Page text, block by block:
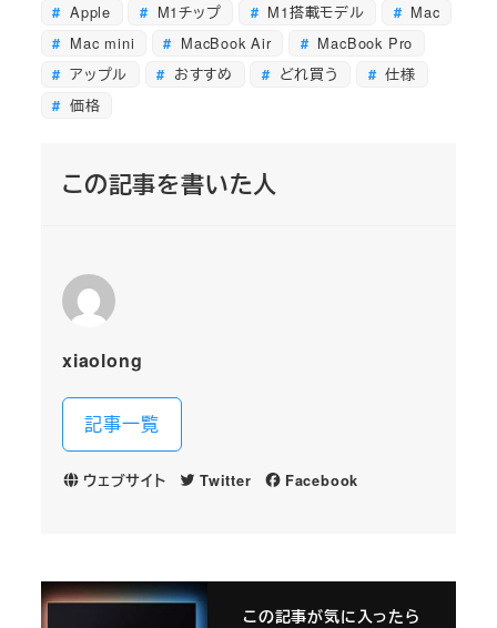
Apple M1チップ M1搭載モデル
Mac
Mac mini
MacBook Air
MacBook Pro
アップル
おすすめ どれ買う
仕様
価格
この記事を書いた人
xiaolong
記事一覧
ウェブサイト Twitter Facebook
この記事が気に入ったら